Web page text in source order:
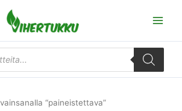
“paineistettava”